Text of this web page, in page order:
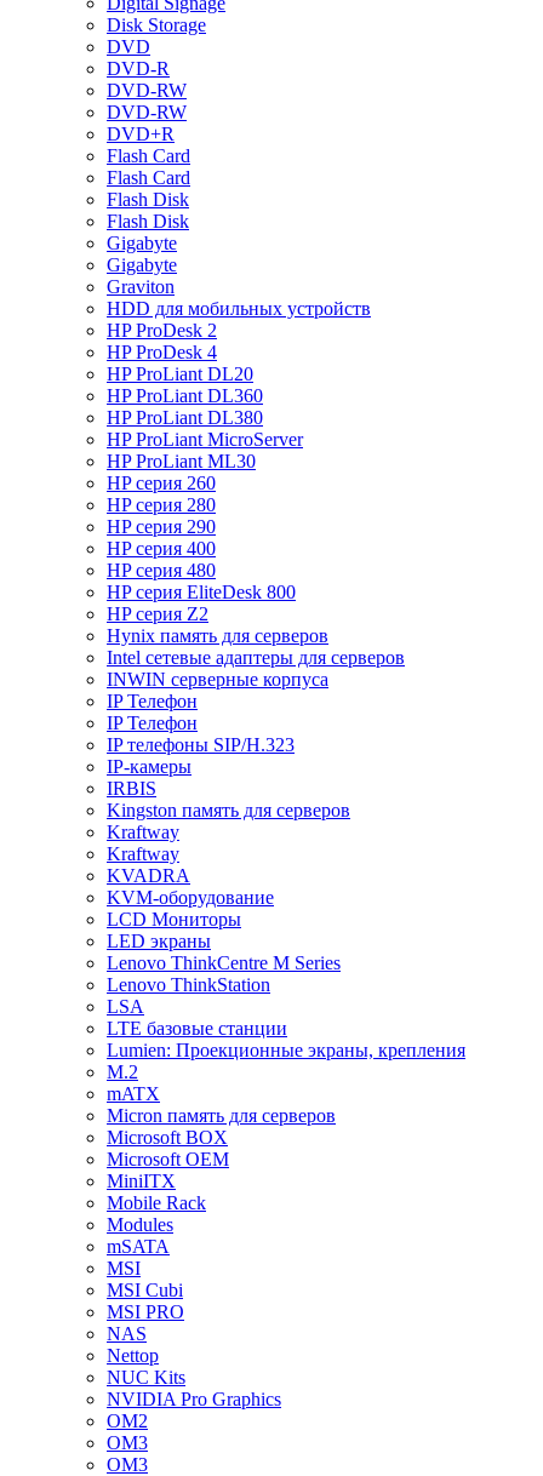
Disk Storage
DVD
DVD-R
DVD-RW
DVD-RW
DVD+R
Flash Card
Flash Card
Flash Disk
Flash Disk
Gigabyte
Gigabyte
Graviton
HDD для мобильных устройств
HP ProDesk 2
HP ProDesk 4
HP ProLiant DL20
HP ProLiant DL360
HP ProLiant DL380
HP ProLiant MicroServer
HP ProLiant ML30
HP серия 260
HP серия 280
HP серия 290
HP серия 400
HP серия 480
HP серия EliteDesk 800
HP серия Z2
Hynix память для серверов
Intel сетевые адаптеры для серверов
INWIN серверные корпуса
IP Телефон
IP Телефон
IP телефоны SIP/H.323
IP-камеры
IRBIS
Kingston память для серверов
Kraftway
Kraftway
KVADRA
KVM-оборудование
LCD Мониторы
LED экраны
Lenovo ThinkCentre M Series
Lenovo ThinkStation
LSA
LTE базовые станции
Lumien: Проекционные экраны, крепления
M.2
mATX
Micron память для серверов
Microsoft BOX
Microsoft OEM
MiniITX
Mobile Rack
Modules
mSATA
MSI
MSI Cubi
MSI PRO
NAS
Nettop
NUC Kits
NVIDIA Pro Graphics
OM2
OM3
OM3